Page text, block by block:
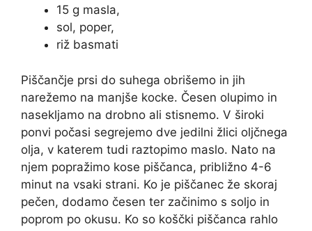
15 g masla,
sol, poper,
riž basmati
Piščančje prsi do suhega obrišemo in jih
narežemo na manjše kocke. Česen olupimo in
nasekljamo na drobno ali stisnemo. V široki
ponvi počasi segrejemo dve jedilni žlici oljčnega
olja, v katerem tudi raztopimo maslo. Nato na
njem popražimo kose piščanca, približno 4-6
minut na vsaki strani. Ko je piščanec že skoraj
pečen, dodamo česen ter začinimo s soljo in
poprom po okusu. Ko so koščki piščanca rahlo